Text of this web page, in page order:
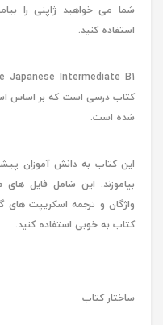
شما می خواهید ژاپنی را
استفاده کنید.
شده است.
این کتاب به دانش آموزان
بیاموزند. این شامل فایل
واژگان و ترجمه اسکریپت
کتاب به خوبی استفاده کنید.
ساختار کتاب